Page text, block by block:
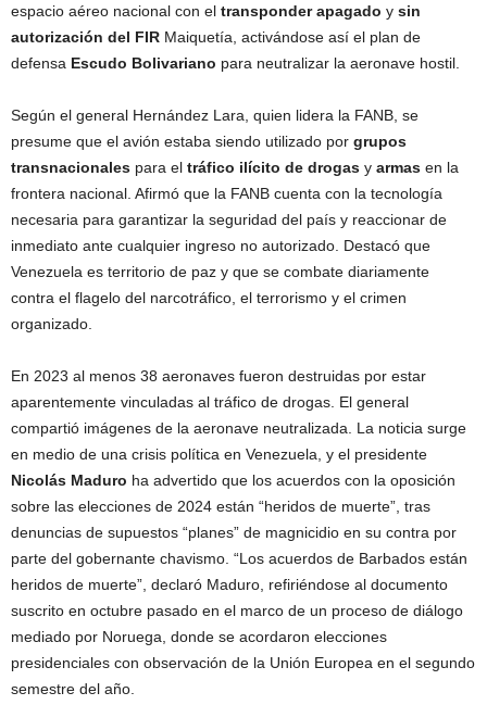
espacio aéreo nacional con el transponder apagado y sin
autorización del FIR Maiquetía, activándose así el plan de
defensa Escudo Bolivariano para neutralizar la aeronave hostil.
Según el general Hernández Lara, quien lidera la FANB, se
presume que el avión estaba siendo utilizado por grupos
transnacionales para el tráfico ilícito de drogas y armas en la
frontera nacional. Afirmó que la FANB cuenta con la tecnología
necesaria para garantizar la seguridad del país y reaccionar de
inmediato ante cualquier ingreso no autorizado. Destacó que
Venezuela es territorio de paz y que se combate diariamente
contra el flagelo del narcotráfico, el terrorismo y el crimen
organizado.
En 2023 al menos 38 aeronaves fueron destruidas por estar
aparentemente vinculadas al tráfico de drogas. El general
compartió imágenes de la aeronave neutralizada. La noticia surge
en medio de una crisis política en Venezuela, y el presidente
Nicolás Maduro ha advertido que los acuerdos con la oposición
sobre las elecciones de 2024 están “heridos de muerte”, tras
denuncias de supuestos “planes” de magnicidio en su contra por
parte del gobernante chavismo. “Los acuerdos de Barbados están
heridos de muerte”, declaró Maduro, refiriéndose al documento
suscrito en octubre pasado en el marco de un proceso de diálogo
mediado por Noruega, donde se acordaron elecciones
presidenciales con observación de la Unión Europea en el segundo
semestre del año.